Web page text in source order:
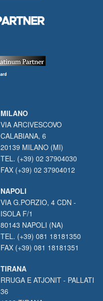
MILANO
VIA ARCIVESCOVO
CALABIANA, 6
20139 MILANO (MI)
TEL. (+39) 02 37904030
FAX (+39) 02 37904012
NAPOLI
VIA G.PORZIO, 4 CDN -
ISOLA F/1
80143 NAPOLI (NA)
TEL. (+39) 081 18181350
FAX (+39) 081 18181351
TIRANA
RRUGA E ATJONIT - PALLATI
36